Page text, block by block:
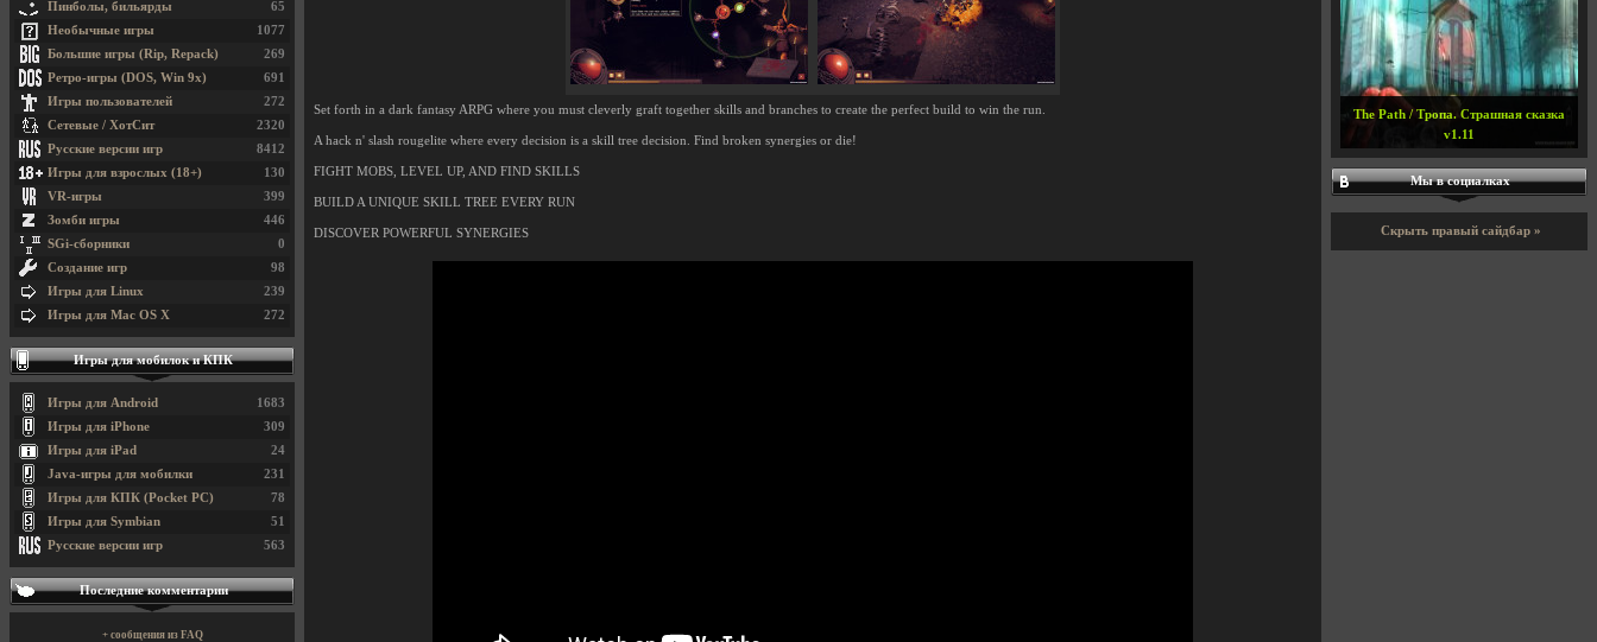
Set forth in a dark fantasy ARPG where you must cleverly graft together skills and branches to create the perfect build to win the run.
A hack n' slash rougelite where every decision is a skill tree decision. Find broken synergies or die!
FIGHT MOBS, LEVEL UP, AND FIND SKILLS
BUILD A UNIQUE SKILL TREE EVERY RUN
DISCOVER POWERFUL SYNERGIES
65
Пинболы, бильярды
1077
Необычные игры
269
Большие игры (Rip, Repack)
691
Ретро-игры (DOS, Win 9x)
272
Игры пользователей
2320
Сетевые / ХотСит
8412
Русские версии игр
130
Игры для взрослых (18+)
399
VR-игры
446
Зомби игры
0
SGi-сборники
98
Создание игр
239
Игры для Linux
272
Игры для Mac OS X
Игры для мобилок и КПК
1683
Игры для Android
309
Игры для iPhone
24
Игры для iPad
231
Java-игры для мобилки
78
Игры для КПК (Pocket PC)
51
Игры для Symbian
563
Русские версии игр
Последние комментарии
+ сообщения из FAQ
The Path / Тропа. Страшная сказка
v1.11
Мы в социалках
Скрыть правый сайдбар »